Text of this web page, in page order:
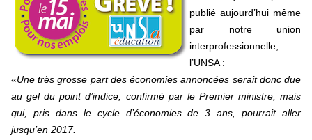
publié aujourd’hui même
par notre union
interprofessionnelle,
l’UNSA :
«Une très grosse part des économies annoncées serait donc due
au gel du point d’indice, confirmé par le Premier ministre, mais
qui, pris dans le cycle d’économies de 3 ans, pourrait aller
jusqu’en 2017.